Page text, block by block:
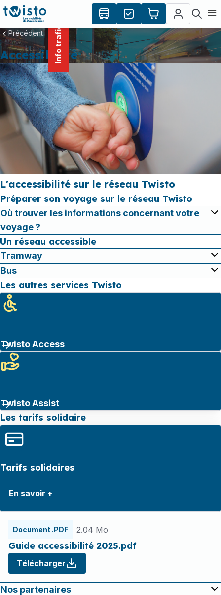
principal
Info trafic
Précédent
Accessibilité
L'accessibilité sur le réseau Twisto
Préparer son voyage sur le réseau Twisto
Où trouver les informations concernant votre
voyage ?
Un réseau accessible
Tramway
Bus
Les autres services Twisto
Twisto Access
Twisto Assist
Les tarifs solidaire
Tarifs solidaires
En savoir +
Document .PDF 2.04 Mo
Guide accessibilité 2025.pdf
Télécharger
Nos partenaires
Panneau de gestion des cookies